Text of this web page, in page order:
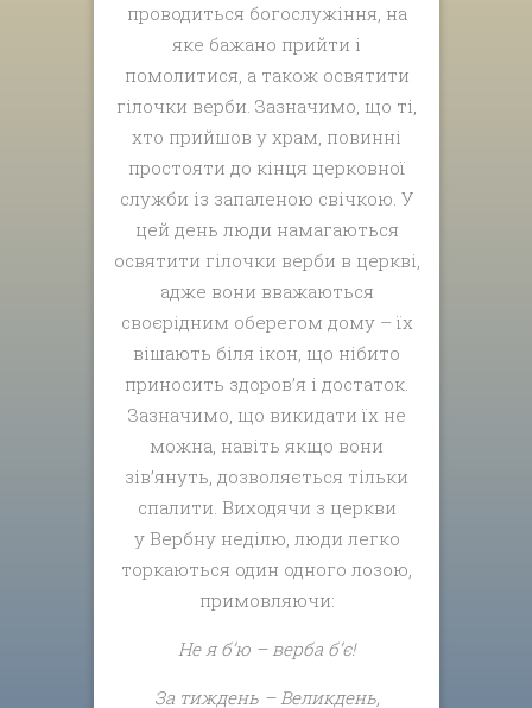
проводиться богослужіння, на
яке бажано прийти і
помолитися, а також освятити
гілочки верби. Зазначимо, що ті,
хто прийшов у храм, повинні
простояти до кінця церковної
служби із запаленою свічкою. У
цей день люди намагаються
освятити гілочки верби в церкві,
адже вони вважаються
своєрідним оберегом дому – їх
вішають біля ікон, що нібито
приносить здоров’я і достаток.
Зазначимо, що викидати їх не
можна, навіть якщо вони
зів’януть, дозволяється тільки
спалити. Виходячи з церкви
у Вербну неділю, люди легко
торкаються один одного лозою,
примовляючи:
Не я б’ю – верба б’є!
За тиждень – Великдень,